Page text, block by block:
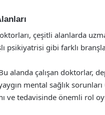
çeşitli alanlarda
psikiyatrisi gibi farklı
alanda çalışan doktorlar,
mental sağlık
ve tedavisinde önemli rol